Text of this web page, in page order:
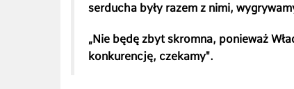
serducha były razem z nimi,
„Nie będę zbyt skromna, ponieważ
konkurencję, czekamy".